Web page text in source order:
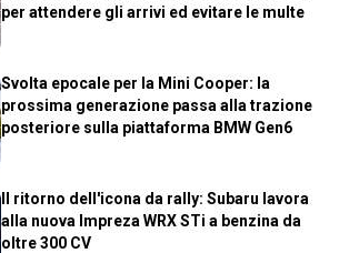
per attendere gli arrivi ed evitare le multe
Svolta epocale per la Mini Cooper: la
prossima generazione passa alla trazione
posteriore sulla piattaforma BMW Gen6
Il ritorno dell'icona da rally: Subaru lavora
alla nuova Impreza WRX STi a benzina da
oltre 300 CV